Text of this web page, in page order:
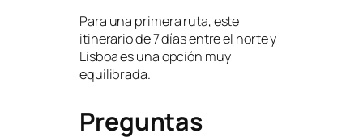
Para una primera ruta, este
itinerario de 7 días entre el norte y
Lisboa es una opción muy
equilibrada.
Preguntas